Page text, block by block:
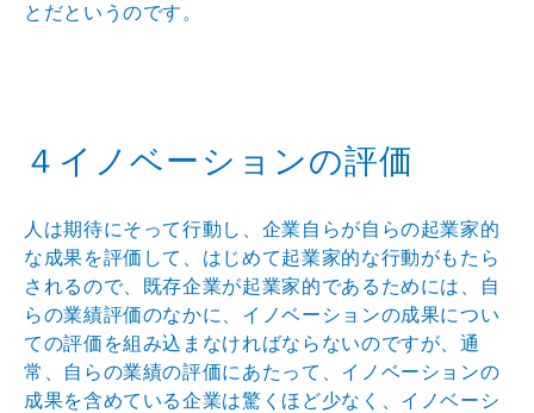
とだというのです。
４イノベーションの評価
人は期待にそって行動し、企業自らが自らの起業家的
な成果を評価して、はじめて起業家的な行動がもたら
されるので、既存企業が起業家的であるためには、自
らの業績評価のなかに、イノベーションの成果につい
ての評価を組み込 まなければならないのですが、通
常、自らの業績の評価に あたって、イノベーションの
成果を含めている企業は驚く ほど少なく、イノベーシ